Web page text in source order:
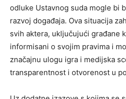
odluke Ustavnog suda mogle bi
razvoj događaja. Ova situacija
svih aktera, uključujući građane
informisani o svojim pravima i
značajnu ulogu igra i medijska
transparentnost i otvorenost u